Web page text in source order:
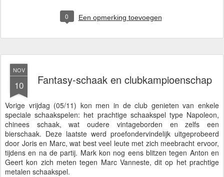
0 Een opmerking toevoegen
NOV
10 Fantasy-schaak en clubkampioenschap
Vorige vrijdag (05/11) kon men in de club genieten van enkele
speciale schaakspelen: het prachtige schaakspel type Napoleon,
chinees schaak, wat oudere vintageborden en zelfs een
bierschaak. Deze laatste werd proefondervindelijk uitgeprobeerd
door Joris en Marc, wat best veel leute met zich meebracht ervoor,
tijdens en na de partij. Mark kon nog eens blitzen tegen Anton en
Geert kon zich meten tegen Marc Vanneste, dit op het prachtige
metalen schaakspel.